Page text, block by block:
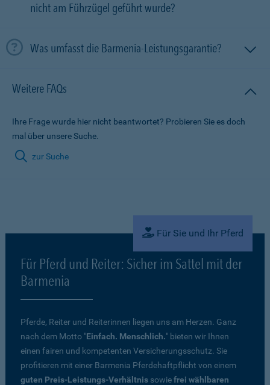
nicht am Führzügel geführt wurde?
Was umfasst die Barmenia-Leistungsgarantie?
Weitere FAQs
Ihre Frage wurde hier nicht beantwortet? Probieren Sie es doch
mal über unsere Suche.
zur Suche
Für Sie und Ihr Pferd
Für Pferd und Reiter: Sicher im Sattel mit der
Barmenia
Pferde, Reiter und Reiterinnen liegen uns am Herzen. Ganz
nach dem Motto "Einfach. Menschlich." bieten wir Ihnen
einen fairen und kompetenten Versicherungsschutz. Sie
profitieren mit einer Barmenia Pferdehaftpflicht von einem
guten Preis-Leistungs-Verhältnis sowiefrei wählbaren